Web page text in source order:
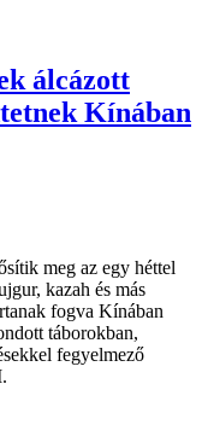
álcázott
Kínában
meg az egy héttel
kazah és más
fogva Kínában
táborokban,
fegyelmező